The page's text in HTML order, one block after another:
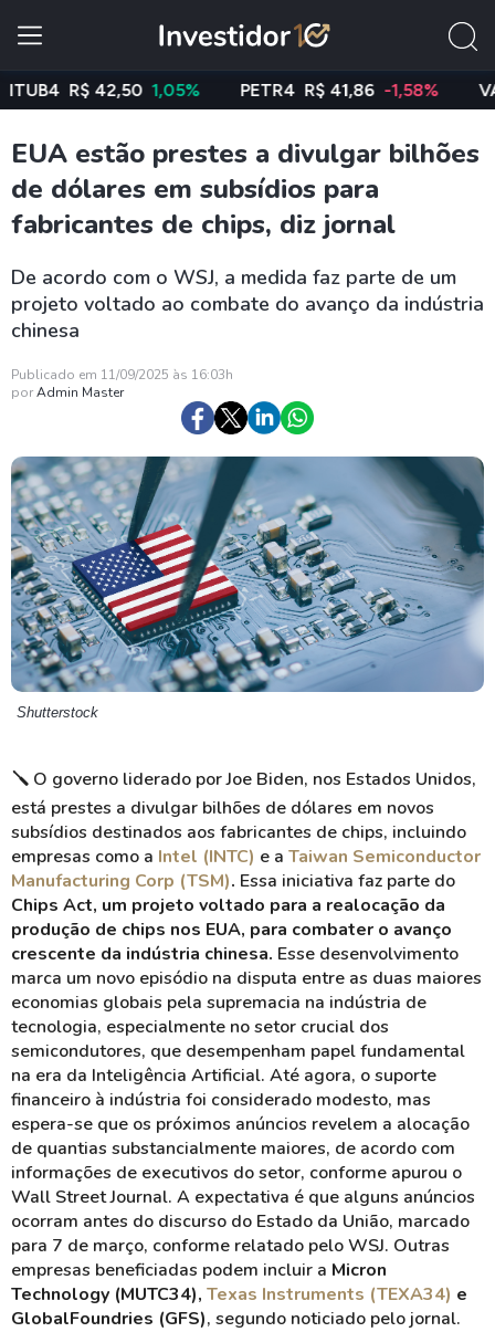
R$ 42,50 1,05% PETR4 R$ 41,86 -1,58% VALE3
EUA estão prestes a divulgar bilhões
de dólares em subsídios para
fabricantes de chips, diz jornal
De acordo com o WSJ, a medida faz parte de um
projeto voltado ao combate do avanço da indústria
chinesa
Publicado em 11/09/2025 às 16:03h
porAdmin Master
Shutterstock
🪛 O governo liderado por Joe Biden, nos Estados Unidos,
está prestes a divulgar bilhões de dólares em novos
subsídios destinados aos fabricantes de chips, incluindo
empresas como a Intel (INTC) e a Taiwan Semiconductor
Manufacturing Corp (TSM). Essa iniciativa faz parte do
Chips Act, um projeto voltado para a realocação da
produção de chips nos EUA, para combater o avanço
crescente da indústria chinesa. Esse desenvolvimento
marca um novo episódio na disputa entre as duas maiores
economias globais pela supremacia na indústria de
tecnologia, especialmente no setor crucial dos
semicondutores, que desempenham papel fundamental
na era da Inteligência Artificial. Até agora, o suporte
financeiro à indústria foi considerado modesto, mas
espera-se que os próximos anúncios revelem a alocação
de quantias substancialmente maiores, de acordo com
informações de executivos do setor, conforme apurou o
Wall Street Journal. A expectativa é que alguns anúncios
ocorram antes do discurso do Estado da União, marcado
para 7 de março, conforme relatado pelo WSJ. Outras
empresas beneficiadas podem incluir a Micron
Technology (MUTC34), Texas Instruments (TEXA34) e
GlobalFoundries (GFS), segundo noticiado pelo jornal.